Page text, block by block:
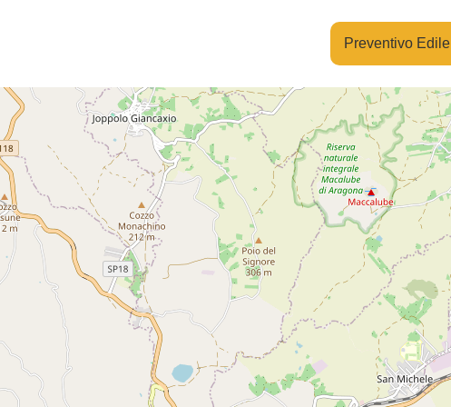
Preventivo Edile